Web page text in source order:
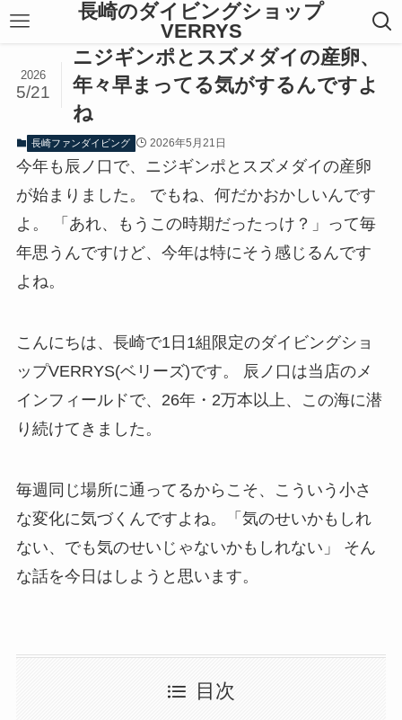
長崎のダイビングショップ
VERRYS
ニジギンポとスズメダイの産卵、
年々早まってる気がするんですよ
ね
2026
5/21
長崎ファンダイビング 2026年5月21日
今年も辰ノ口で、ニジギンポとスズメダイの産卵
が始まりました。 でもね、何だかおかしいんです
よ。 「あれ、もうこの時期だったっけ？」って毎
年思うんですけど、今年は特にそう感じるんです
よね。
こんにちは、長崎で1日1組限定のダイビングショ
ップVERRYS(ベリーズ)です。 辰ノ口は当店のメ
インフィールドで、26年・2万本以上、この海に潜
り続けてきました。
毎週同じ場所に通ってるからこそ、こういう小さ
な変化に気づくんですよね。「気のせいかもしれ
ない、でも気のせいじゃないかもしれない」 そん
な話を今日はしようと思います。
目次